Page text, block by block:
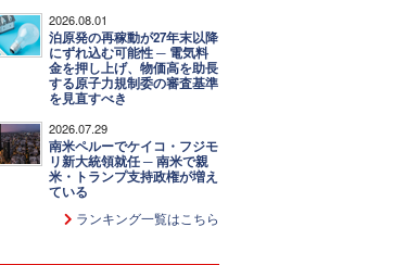
2026.08.01
泊原発の再稼動が27年末以降
にずれ込む可能性 ─ 電気料
金を押し上げ、物価高を助長
する原子力規制委の審査基準
を見直すべき
2026.07.29
南米ペルーでケイコ・フジモ
リ新大統領就任 ─ 南米で親
米・トランプ支持政権が増え
ている
ランキング一覧はこちら